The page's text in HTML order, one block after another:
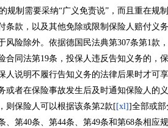
制需要采纳“广义免责说”，而且重在规
条款，以及其他免除或限制保险人赔付义
风险除外。依据德国民法典第307条第1款
合同法第19条，投保人违反告知义务的，
人说明不履行告知义务的法律后果时才可
或者在保险事故发生后及时通知保险人的
则保险人可以根据该条第2款[ [xl]]全部或部
、第40条、第44条、第49条和第68条相应